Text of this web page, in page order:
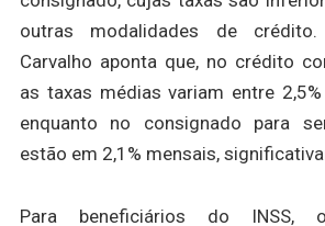
outras modalidades de
Carvalho aponta que, no crédito
as taxas médias variam entre
enquanto no consignado para
estão em 2,1% mensais,
Para beneficiários do INSS,